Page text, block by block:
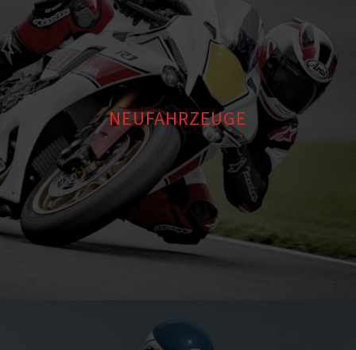
NEUFAHRZEUGE